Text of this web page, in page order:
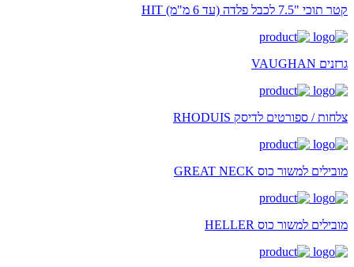
קטר תוכי "7.5 לכבל פלדה (עד 6 מ"מ) HIT
גרזנים VAUGHAN
צלחות / ספורטים לדיסק RHODUIS
מובילים למשור כוס GREAT NECK
מובילים למשור כוס HELLER